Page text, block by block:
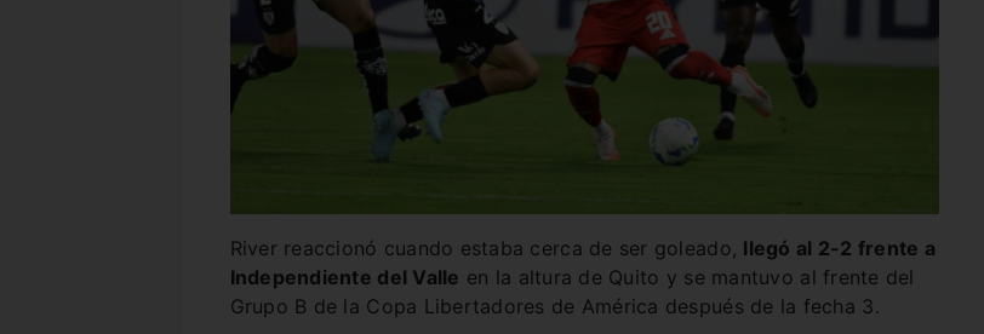
River reaccionó cuando estaba cerca de ser goleado, llegó al 2-2 frente a
Independiente del Valle en la altura de Quito y se mantuvo al frente del
Grupo B de la Copa Libertadores de América después de la fecha 3.